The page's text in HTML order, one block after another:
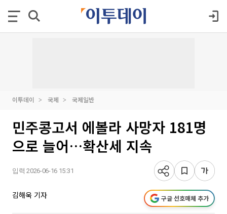
이투데이 국제 국제일반
민주콩고서 에볼라 사망자 181명
으로 늘어…확산세 지속
입력 2026-06-16 15:31
김해욱 기자 구글 선호매체 추가